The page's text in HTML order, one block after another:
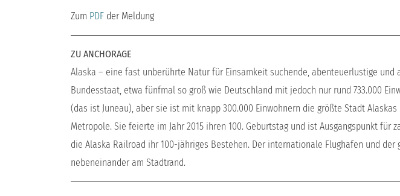
Zum PDF der Meldung
ZU ANCHORAGE
Alaska – eine fast unberührte Natur für Einsamkeit suchende, abenteuerlustige und
Bundesstaat, etwa fünfmal so groß wie Deutschland mit jedoch nur rund 733.000
(das ist Juneau), aber sie ist mit knapp 300.000 Einwohnern die größte Stadt
Metropole. Sie feierte im Jahr 2015 ihren 100. Geburtstag und ist Ausgangspunkt für
die Alaska Railroad ihr 100-jähriges Bestehen. Der internationale Flughafen und
nebeneinander am Stadtrand.